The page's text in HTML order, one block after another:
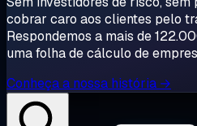
cobrar caro aos clientes pelo
Respondemos a mais de
uma folha de cálculo de
Conheça a nossa história →